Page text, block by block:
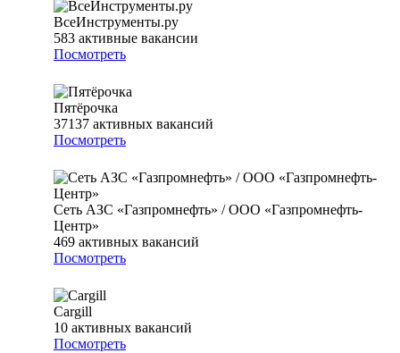
ВсеИнструменты.ру
583 активные вакансии
Посмотреть
Пятёрочка
37137 активных вакансий
Посмотреть
Сеть АЗС «Газпромнефть» / ООО «Газпромнефть-
Центр»
469 активных вакансий
Посмотреть
Cargill
10 активных вакансий
Посмотреть